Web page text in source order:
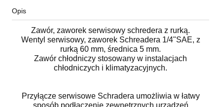
Opis
Zawór, zaworek serwisowy schredera z rurką.
Wentyl serwisowy, zaworek Schreadera 1/4"SAE, z
rurką 60 mm, średnica 5 mm.
Zawór chłodniczy stosowany w instalacjach
chłodniczych i klimatyzacyjnych.
Przyłącze serwisowe Schradera umożliwia w łatwy
sposób podłączenie zewnętrznych urządzeń